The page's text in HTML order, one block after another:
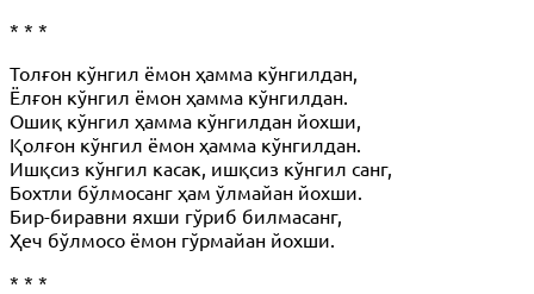
* * *
Толғон кўнгил ёмон ҳамма кўнгилдан,
Ёлғон кўнгил ёмон ҳамма кўнгилдан.
Ошиқ кўнгил ҳамма кўнгилдан йохши,
Қолғон кўнгил ёмон ҳамма кўнгилдан.
Ишқсиз кўнгил касак, ишқсиз кўнгил санг,
Бохтли бўлмосанг ҳам ўлмайан йохши.
Бир-биравни яхши гўриб билмасанг,
Ҳеч бўлмосо ёмон гўрмайан йохши.
* * *